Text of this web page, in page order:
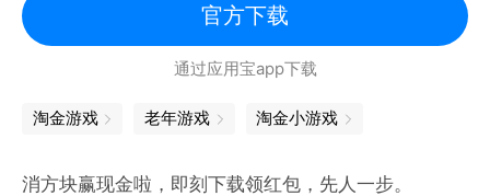
官方下载
通过应用宝app下载
淘金游戏 老年游戏 淘金小游戏
消方块赢现金啦，即刻下载领红包，先人一步。